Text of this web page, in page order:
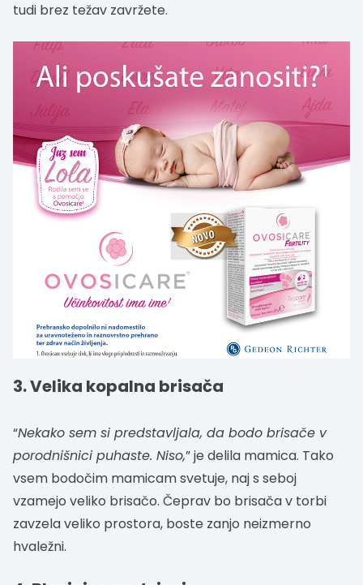
tudi brez težav zavržete.
3. Velika kopalna brisača
“Nekako sem si predstavljala, da bodo brisače v
porodnišnici puhaste. Niso,” je delila mamica. Tako
vsem bodočim mamicam svetuje, naj s seboj
vzamejo veliko brisačo. Čeprav bo brisača v torbi
zavzela veliko prostora, boste zanjo neizmerno
hvaležni.